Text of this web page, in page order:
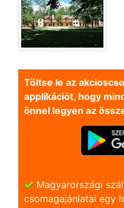
Töltse le az
applikációt, hogy
önnel legyen az
Magyarországi
csomagajánlatai egy